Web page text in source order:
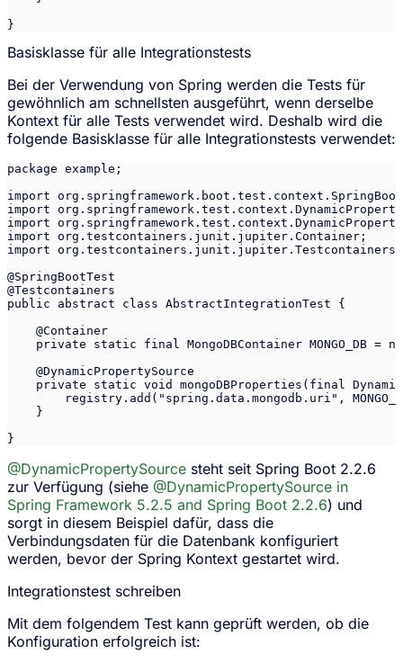
Basisklasse für alle Integrationstests
Bei der Verwendung von Spring werden die Tests für
gewöhnlich am schnellsten ausgeführt, wenn derselbe
Kontext für alle Tests verwendet wird. Deshalb wird die
folgende Basisklasse für alle Integrationstests verwendet:
package example;
import
import
import
import org.testcontainers.junit.jupiter.Container;
import org.testcontainers.junit.jupiter.Testcontainers;
@SpringBootTest
@Testcontainers
public abstract class AbstractIntegrationTest {
    @Container
private static final MongoDBContainer MONGO_DB =
    @DynamicPropertySource
private static void mongoDBProperties(final
registry.add("spring.data.mongodb.uri",
    }
@DynamicPropertySource steht seit Spring Boot 2.2.6
zur Verfügung (siehe @DynamicPropertySource in
Spring Framework 5.2.5 and Spring Boot 2.2.6) und
sorgt in diesem Beispiel dafür, dass die
Verbindungsdaten für die Datenbank konfiguriert
werden, bevor der Spring Kontext gestartet wird.
Integrationstest schreiben
Mit dem folgendem Test kann geprüft werden, ob die
Konfiguration erfolgreich ist: